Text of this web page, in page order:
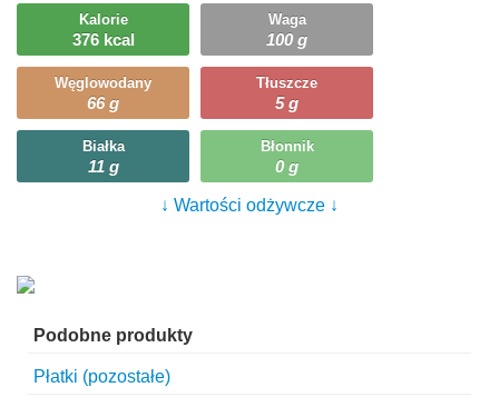
Ile możesz zjeść?
Kalorie
376 kcal
Waga
100 g
Węglowodany
66 g
Tłuszcze
5 g
Białka
11 g
Błonnik
0 g
↓ Wartości odżywcze ↓
Podobne produkty
Płatki (pozostałe)